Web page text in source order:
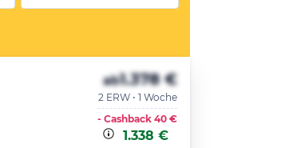
ab1.378 €
2 ERW • 1 Woche
- Cashback 40 €
1.338 €